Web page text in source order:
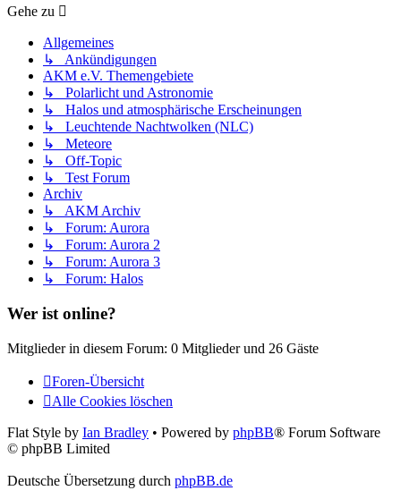
Gehe zu
Allgemeines
↳ Ankündigungen
AKM e.V. Themengebiete
↳ Polarlicht und Astronomie
↳ Halos und atmosphärische Erscheinungen
↳ Leuchtende Nachtwolken (NLC)
↳ Meteore
↳ Off-Topic
↳ Test Forum
Archiv
↳ AKM Archiv
↳ Forum: Aurora
↳ Forum: Aurora 2
↳ Forum: Aurora 3
↳ Forum: Halos
Wer ist online?
Mitglieder in diesem Forum: 0 Mitglieder und 26 Gäste
Foren-Übersicht
Alle Cookies löschen
Flat Style by Ian Bradley • Powered by phpBB® Forum Software
© phpBB Limited
Deutsche Übersetzung durch phpBB.de